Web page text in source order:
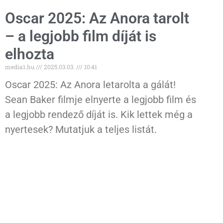
Oscar 2025: Az Anora tarolt
– a legjobb film díját is
elhozta
media1.hu 2025.03.03. 10:41
Oscar 2025: Az Anora letarolta a gálát!
Sean Baker filmje elnyerte a legjobb film és
a legjobb rendező díját is. Kik lettek még a
nyertesek? Mutatjuk a teljes listát.